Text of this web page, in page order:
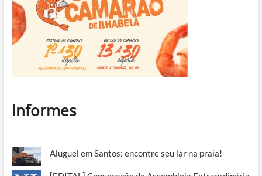
Informes
Aluguel em Santos: encontre seu lar na praia!